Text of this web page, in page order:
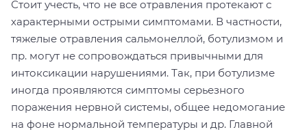
Стоит учесть, что не все отравления протекают с
характерными острыми симптомами. В частности,
тяжелые отравления сальмонеллой, ботулизмом и
пр. могут не сопровождаться привычными для
интоксикации нарушениями. Так, при ботулизме
иногда проявляются симптомы серьезного
поражения нервной системы, общее недомогание
на фоне нормальной температуры и др. Главной